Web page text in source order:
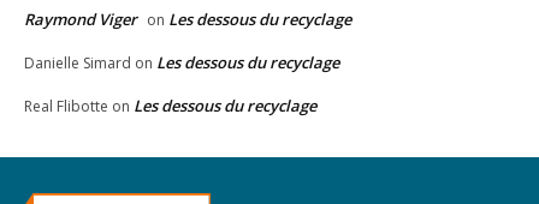
Raymond Viger on Les dessous du recyclage
Danielle Simard on Les dessous du recyclage
Real Flibotte on Les dessous du recyclage